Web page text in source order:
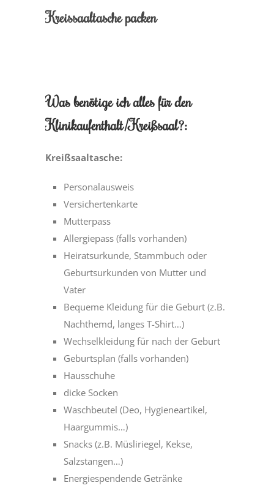
Kreissaaltasche packen
Was benötige ich alles für den
Klinikaufenthalt/Kreißsaal?:
Kreißsaaltasche:
Personalausweis
Versichertenkarte
Mutterpass
Allergiepass (falls vorhanden)
Heiratsurkunde, Stammbuch oder
Geburtsurkunden von Mutter und
Vater
Bequeme Kleidung für die Geburt (z.B.
Nachthemd, langes T-Shirt…)
Wechselkleidung für nach der Geburt
Geburtsplan (falls vorhanden)
Hausschuhe
dicke Socken
Waschbeutel (Deo, Hygieneartikel,
Haargummis…)
Snacks (z.B. Müsliriegel, Kekse,
Salzstangen…)
Energiespendende Getränke